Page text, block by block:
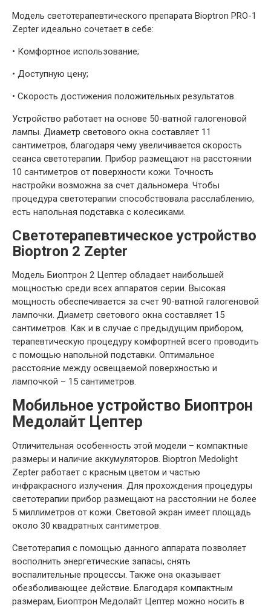
Модель светотерапевтического препарата Bioptron PRO-1
Zepter идеально сочетает в себе:
• Комфортное использование;
• Доступную цену;
• Скорость достижения положительных результатов.
Устройство работает на основе 50-ватной галогеновой
лампы. Диаметр светового окна составляет 11
сантиметров, благодаря чему увеличивается скорость
сеанса светотерапии. Прибор размещают на расстоянии
10 сантиметров от поверхности кожи. Точность
настройки возможна за счет дальномера. Чтобы
процедура светотерапии способствовала расслаблению,
есть напольная подставка с колесиками.
Светотерапевтическое устройство
Bioptron 2 Zepter
Модель Биоптрон 2 Цептер обладает наибольшей
мощностью среди всех аппаратов серии. Высокая
мощность обеспечивается за счет 90-ватной галогеновой
лампочки. Диаметр светового окна составляет 15
сантиметров. Как и в случае с предыдущим прибором,
терапевтическую процедуру комфортней всего проводить
с помощью напольной подставки. Оптимальное
расстояние между освещаемой поверхностью и
лампочкой – 15 сантиметров.
Мобильное устройство Биоптрон
Медолайт Цептер
Отличительная особенность этой модели – компактные
размеры и наличие аккумуляторов. Bioptron Medolight
Zepter работает с красным цветом и частью
инфракрасного излучения. Для прохождения процедуры
светотерапии прибор размещают на расстоянии не более
5 миллиметров от кожи. Световой экран имеет площадь
около 30 квадратных сантиметров.
Светотерапия с помощью данного аппарата позволяет
восполнить энергетические запасы, снять
воспалительные процессы. Также она оказывает
обезболивающее действие. Благодаря компактным
размерам, Биоптрон Медолайт Цептер можно носить в